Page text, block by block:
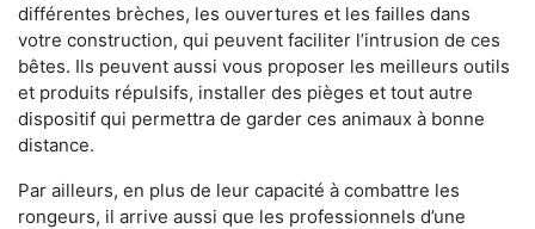
différentes brèches, les ouvertures et les failles dans
votre construction, qui peuvent faciliter l’intrusion de ces
bêtes. Ils peuvent aussi vous proposer les meilleurs outils
et produits répulsifs, installer des pièges et tout autre
dispositif qui permettra de garder ces animaux à bonne
distance.
Par ailleurs, en plus de leur capacité à combattre les
rongeurs, il arrive aussi que les professionnels d’une